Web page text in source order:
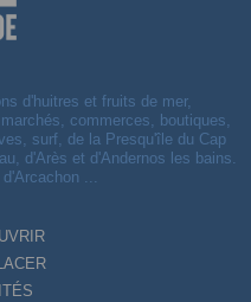
d'huitres et fruits de mer,
commerces, boutiques,
surf, de la Presqu'île du Cap
d'Arès et d'Andernos les bains.
...